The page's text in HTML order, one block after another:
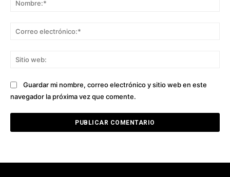
Guardar mi nombre, correo electrónico y sitio web en este
navegador la próxima vez que comente.